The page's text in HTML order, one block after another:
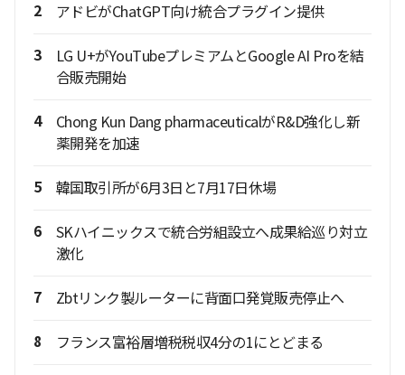
2 アドビがChatGPT向け統合プラグイン提供
3
LG U+がYouTubeプレミアムとGoogle AI Proを結
合販売開始
4
Chong Kun Dang pharmaceuticalがR&D強化し新
薬開発を加速
5 韓国取引所が6月3日と7月17日休場
6
SKハイニックスで統合労組設立へ成果給巡り対立
激化
7 Zbtリンク製ルーターに背面口発覚販売停止へ
8 フランス富裕層増税税収4分の1にとどまる